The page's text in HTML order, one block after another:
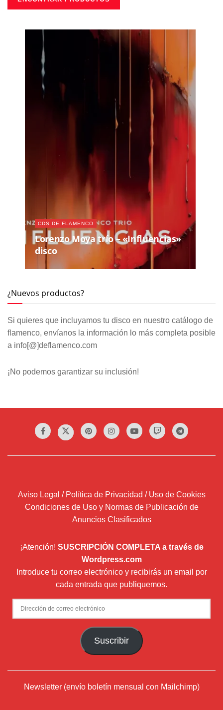
CDS DE FLAMENCO
Lorenzo Moya trío – «Influencias»
disco
¿Nuevos productos?
Si quieres que incluyamos tu disco en nuestro catálogo de
flamenco, envíanos la información lo más completa posible
a info[@]deflamenco.com
¡No podemos garantizar su inclusión!
Aviso Legal / Política de Privacidad / Uso de Cookies
Condiciones de Uso y Normas de Publicación de
Anuncios Clasificados
¡Atención! SUSCRIPCIÓN COMPLETA a través de
Wordpress.com
Introduce tu correo electrónico y recibirás un email por
cada entrada que publiquemos.
Dirección
de
Suscribir
Newsletter (envío boletín mensual con Mailchimp)